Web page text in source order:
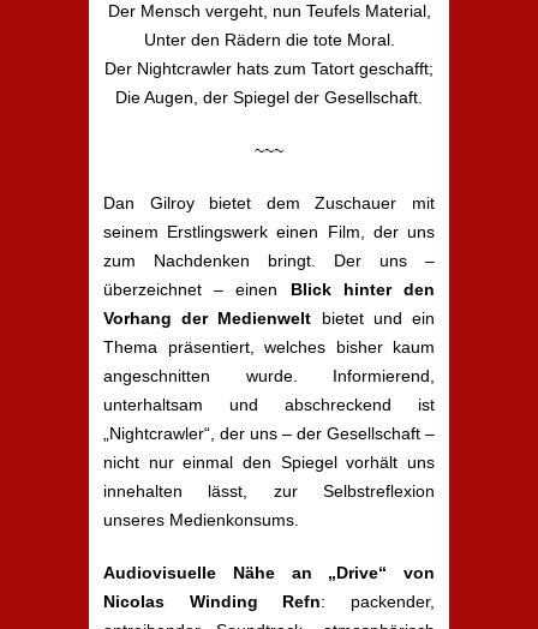
Der Mensch vergeht, nun Teufels Material,
Unter den Rädern die tote Moral.
Der Nightcrawler hats zum Tatort geschafft;
Die Augen, der Spiegel der Gesellschaft.
~~~
Dan Gilroy bietet dem Zuschauer mit
seinem Erstlingswerk einen Film, der uns
zum Nachdenken bringt. Der uns –
überzeichnet – einen Blick hinter den
Vorhang der Medienwelt bietet und ein
Thema präsentiert, welches bisher kaum
angeschnitten wurde. Informierend,
unterhaltsam und abschreckend ist
„Nightcrawler“, der uns – der Gesellschaft –
nicht nur einmal den Spiegel vorhält uns
innehalten lässt, zur Selbstreflexion
unseres Medienkonsums.
Audiovisuelle
Nähe an „Drive“ von
Nicolas Winding Refn: packender,